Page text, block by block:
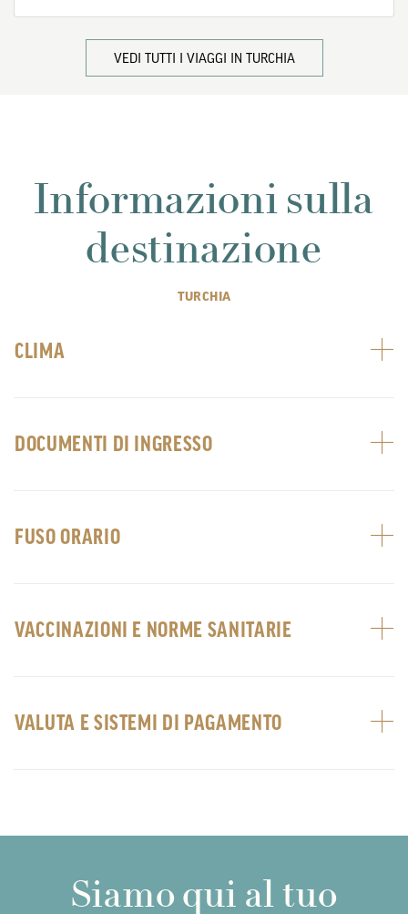
VEDI TUTTI I VIAGGI IN TURCHIA
Informazioni sulla
destinazione
TURCHIA
CLIMA
DOCUMENTI DI INGRESSO
FUSO ORARIO
VACCINAZIONI E NORME SANITARIE
VALUTA E SISTEMI DI PAGAMENTO
Siamo qui al tuo